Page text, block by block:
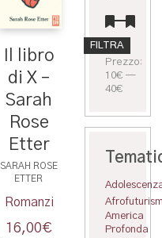
Il libro
di X –
Sarah
Rose
Etter
SARAH ROSE
ETTER
Romanzi
16,00€
Prezzo
Min
Prezzo
Max
FILTRA
Prezzo:
10€ —
40€
America
Profonda